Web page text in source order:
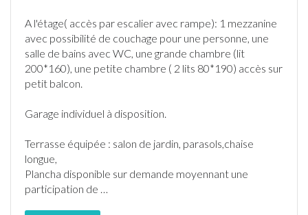
A l'étage( accès par escalier avec rampe): 1 mezzanine
avec possibilité de couchage pour une personne, une
salle de bains avec WC, une grande chambre (lit
200*160), une petite chambre ( 2 lits 80*190) accès sur
petit balcon.
Garage individuel à disposition.
Terrasse équipée : salon de jardin, parasols,chaise
longue,
Plancha disponible sur demande moyennant une
participation de …